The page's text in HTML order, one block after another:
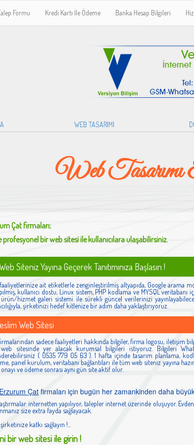
Formu Kredi Kartı İle Ödeme Banka Hesap Bilgileri
WEB TASARIMI
Web Tasarımı
Çatfirmaları;
profesyonel bir web sitesi ile kullanıcılara ulaşabilirsiniz.
Siteniz Yayına Geçerek Tanıtımınıza Başlasın !
ait etiketlerle zenginleştirilmiş altyapıda, Google arama
kullanıcı dostu, Linux sistem, PHP kodlama ve MYSQL veritabanı
ürün/hizmet galeri sistemi ile sürekli güncel verilerinizi
şirketinizi hedef kitlenize bir adım daha yaklaştırıyoruz.
Web Sitesi
sadece faaliyetleri hakkında bilgiler, firma logosu, iletişim
sitesinde yer alacak kurumsal bilgileri istiyoruz. Bilgileri
( 0535 779 05 63 ). 1 hafta içinde tasarım planlama,
panel kurulum, veritabanı bağlantıları ile tüm web siteniz yayına
ve ödeme sonrası aynı gün site aktif olur.
Çatfirmaları için bugün her zamankinden daha
internetten yapılıyor, talepler internet üzerinde oluşuyor.
size extra fayda sağlayacak.
katkı sağlayın !...
bir web sitesi ile girin !